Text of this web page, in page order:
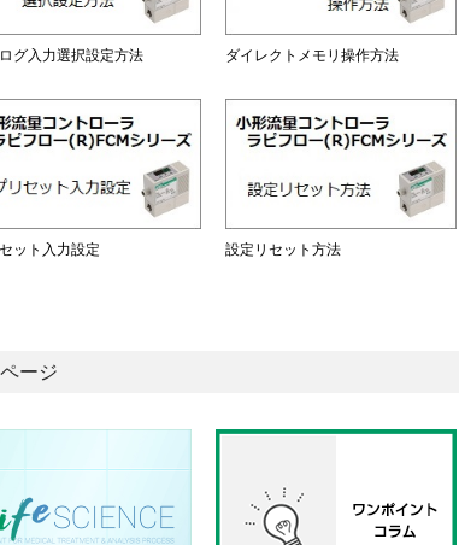
グ入力選択設定方法 ダイレクトメモリ操作方法
ット入力設定 設定リセット方法
ージ